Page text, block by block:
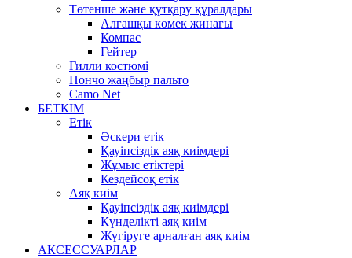
Төтенше және құтқару құралдары
Алғашқы көмек жинағы
Компас
Гейтер
Гилли костюмі
Пончо жаңбыр пальто
Camo Net
БЕТКІМ
Етік
Әскери етік
Қауіпсіздік аяқ киімдері
Жұмыс етіктері
Кездейсоқ етік
Аяқ киім
Қауіпсіздік аяқ киімдері
Күнделікті аяқ киім
Жүгіруге арналған аяқ киім
АКСЕССУАРЛАР